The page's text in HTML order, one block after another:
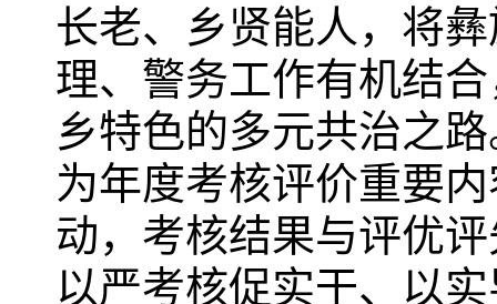
长老、乡贤能人，将
理、警务工作有机结
乡特色的多元共治之
为年度考核评价重要
动，考核结果与评优
以严考核促实干、以